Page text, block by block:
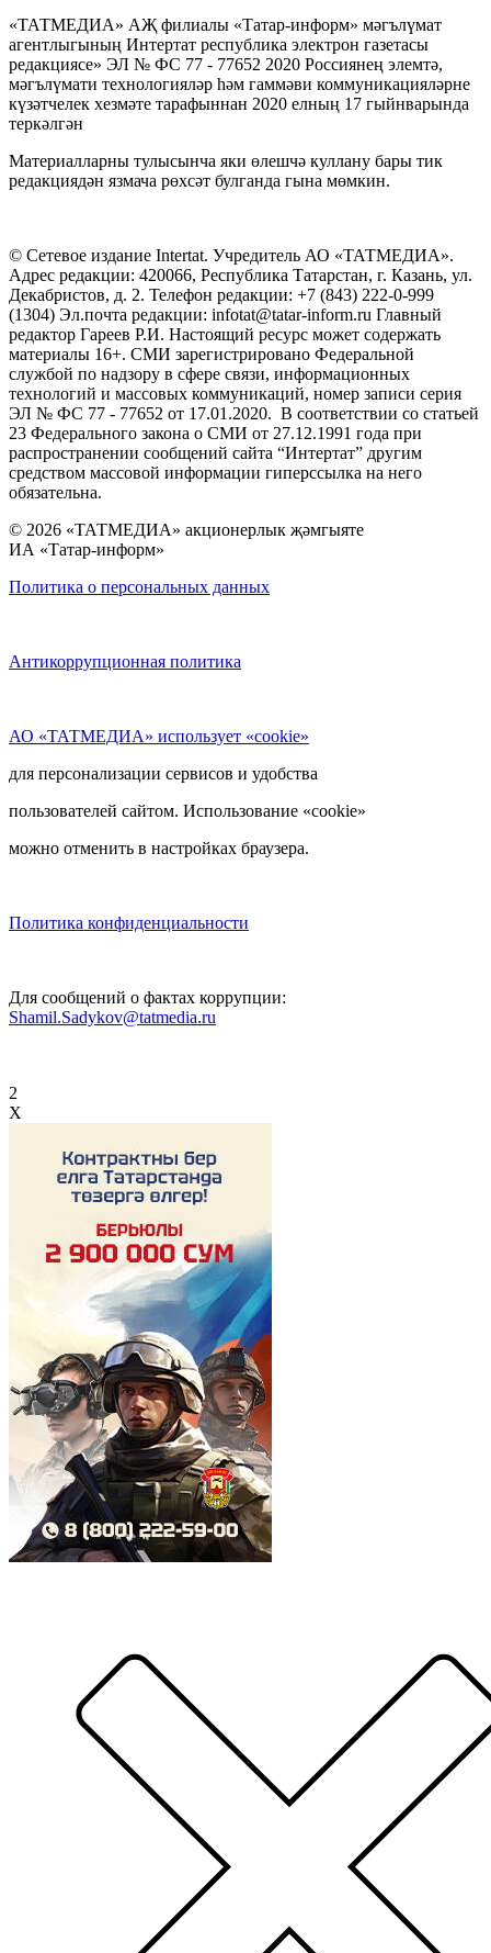
«ТАТМЕДИА» АҖ филиалы «Татар-информ» мәгълүмат
агентлыгының Интертат республика электрон газетасы
редакциясе» ЭЛ № ФС 77 - 77652 2020 Россиянең элемтә,
мәгълүмати технологияләр һәм гаммәви коммуникацияләрне
күзәтчелек хезмәте тарафыннан 2020 елның 17 гыйнварында
теркәлгән
Материалларны тулысынча яки өлешчә куллану бары тик
редакциядән язмача рөхсәт булганда гына мөмкин.
© Сетевое издание Intertat. Учредитель АО «ТАТМЕДИА».
Адрес редакции: 420066, Республика Татарстан, г. Казань, ул.
Декабристов, д. 2. Телефон редакции: +7 (843) 222-0-999
(1304) Эл.почта редакции: infotat@tatar-inform.ru Главный
редактор Гареев Р.И. Настоящий ресурс может содержать
материалы 16+. СМИ зарегистрировано Федеральной
службой по надзору в сфере связи, информационных
технологий и массовых коммуникаций, номер записи серия
ЭЛ № ФС 77 - 77652 от 17.01.2020. В соответствии со статьей
23 Федерального закона о СМИ от 27.12.1991 года при
распространении сообщений сайта “Интертат” другим
средством массовой информации гиперссылка на него
обязательна.
© 2026 «ТАТМЕДИА» акционерлык җәмгыяте
ИА «Татар-информ»
Политика о персональных данных
Антикоррупционная политика
АО «ТАТМЕДИА» использует «cookie»
для персонализации сервисов и удобства
пользователей сайтом. Использование «cookie»
можно отменить в настройках браузера.
Политика конфиденциальности
Для сообщений о фактах коррупции:
Shamil.Sadykov@tatmedia.ru
2
X